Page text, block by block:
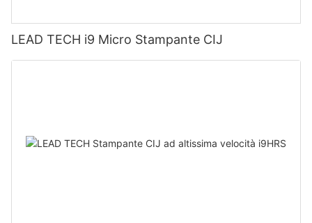
LEAD TECH i9 Micro Stampante CIJ